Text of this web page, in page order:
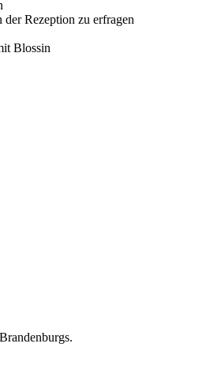
Rezeption zu erfragen
Blossin